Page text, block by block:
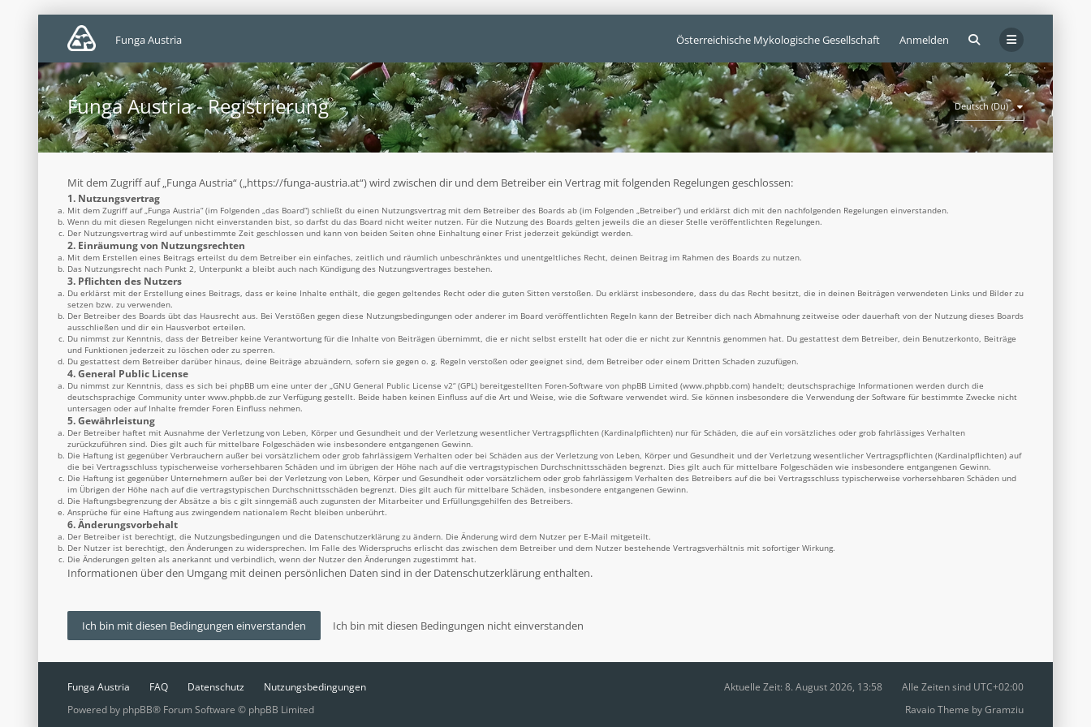
Österreichische Mykologische Gesellschaft Anmelden
Funga Austria
Funga Austria - Registrierung Deutsch (Du)
Mit dem Zugriff auf „Funga Austria“ („https://funga-austria.at“) wird zwischen dir und dem Betreiber ein Vertrag mit folgenden Regelungen geschlossen:
1. Nutzungsvertrag
Mit dem Zugriff auf „Funga Austria“ (im Folgenden „das Board“) schließt du einen Nutzungsvertrag mit dem Betreiber des Boards ab (im Folgenden „Betreiber“) und erklärst dich mit den nachfolgenden Regelungen einverstanden.
Wenn du mit diesen Regelungen nicht einverstanden bist, so darfst du das Board nicht weiter nutzen. Für die Nutzung des Boards gelten jeweils die an dieser Stelle veröffentlichten Regelungen.
Der Nutzungsvertrag wird auf unbestimmte Zeit geschlossen und kann von beiden Seiten ohne Einhaltung einer Frist jederzeit gekündigt werden.
2. Einräumung von Nutzungsrechten
Mit dem Erstellen eines Beitrags erteilst du dem Betreiber ein einfaches, zeitlich und räumlich unbeschränktes und unentgeltliches Recht, deinen Beitrag im Rahmen des Boards zu nutzen.
Das Nutzungsrecht nach Punkt 2, Unterpunkt a bleibt auch nach Kündigung des Nutzungsvertrages bestehen.
3. Pflichten des Nutzers
Du erklärst mit der Erstellung eines Beitrags, dass er keine Inhalte enthält, die gegen geltendes Recht oder die guten Sitten verstoßen. Du erklärst insbesondere, dass du das Recht besitzt, die in deinen Beiträgen verwendeten Links und Bilder zu
setzen bzw. zu verwenden.
Der Betreiber des Boards übt das Hausrecht aus. Bei Verstößen gegen diese Nutzungsbedingungen oder anderer im Board veröffentlichten Regeln kann der Betreiber dich nach Abmahnung zeitweise oder dauerhaft von der Nutzung dieses Boards
ausschließen und dir ein Hausverbot erteilen.
Du nimmst zur Kenntnis, dass der Betreiber keine Verantwortung für die Inhalte von Beiträgen übernimmt, die er nicht selbst erstellt hat oder die er nicht zur Kenntnis genommen hat. Du gestattest dem Betreiber, dein Benutzerkonto, Beiträge
und Funktionen jederzeit zu löschen oder zu sperren.
Du gestattest dem Betreiber darüber hinaus, deine Beiträge abzuändern, sofern sie gegen o. g. Regeln verstoßen oder geeignet sind, dem Betreiber oder einem Dritten Schaden zuzufügen.
4. General Public License
Du nimmst zur Kenntnis, dass es sich bei phpBB um eine unter der „GNU General Public License v2“ (GPL) bereitgestellten Foren-Software von phpBB Limited (www.phpbb.com) handelt; deutschsprachige Informationen werden durch die
deutschsprachige Community unter www.phpbb.de zur Verfügung gestellt. Beide haben keinen Einfluss auf die Art und Weise, wie die Software verwendet wird. Sie können insbesondere die Verwendung der Software für bestimmte Zwecke nicht
untersagen oder auf Inhalte fremder Foren Einfluss nehmen.
5. Gewährleistung
Der Betreiber haftet mit Ausnahme der Verletzung von Leben, Körper und Gesundheit und der Verletzung wesentlicher Vertragspflichten (Kardinalpflichten) nur für Schäden, die auf ein vorsätzliches oder grob fahrlässiges Verhalten
zurückzuführen sind. Dies gilt auch für mittelbare Folgeschäden wie insbesondere entgangenen Gewinn.
Die Haftung ist gegenüber Verbrauchern außer bei vorsätzlichem oder grob fahrlässigem Verhalten oder bei Schäden aus der Verletzung von Leben, Körper und Gesundheit und der Verletzung wesentlicher Vertragspflichten (Kardinalpflichten) auf
die bei Vertragsschluss typischerweise vorhersehbaren Schäden und im übrigen der Höhe nach auf die vertragstypischen Durchschnittsschäden begrenzt. Dies gilt auch für mittelbare Folgeschäden wie insbesondere entgangenen Gewinn.
Die Haftung ist gegenüber Unternehmern außer bei der Verletzung von Leben, Körper und Gesundheit oder vorsätzlichem oder grob fahrlässigem Verhalten des Betreibers auf die bei Vertragsschluss typischerweise vorhersehbaren Schäden und
im Übrigen der Höhe nach auf die vertragstypischen Durchschnittsschäden begrenzt. Dies gilt auch für mittelbare Schäden, insbesondere entgangenen Gewinn.
Die Haftungsbegrenzung der Absätze a bis c gilt sinngemäß auch zugunsten der Mitarbeiter und Erfüllungsgehilfen des Betreibers.
Ansprüche für eine Haftung aus zwingendem nationalem Recht bleiben unberührt.
6. Änderungsvorbehalt
Der Betreiber ist berechtigt, die Nutzungsbedingungen und die Datenschutzerklärung zu ändern. Die Änderung wird dem Nutzer per E-Mail mitgeteilt.
Der Nutzer ist berechtigt, den Änderungen zu widersprechen. Im Falle des Widerspruchs erlischt das zwischen dem Betreiber und dem Nutzer bestehende Vertragsverhältnis mit sofortiger Wirkung.
Die Änderungen gelten als anerkannt und verbindlich, wenn der Nutzer den Änderungen zugestimmt hat.
Informationen über den Umgang mit deinen persönlichen Daten sind in der Datenschutzerklärung enthalten.
Funga Austria FAQ Datenschutz Nutzungsbedingungen Alle Zeiten sind UTC+02:00
Aktuelle Zeit: 8. August 2026, 13:58
Powered by phpBB® Forum Software © phpBB Limited Ravaio Theme byGramziu